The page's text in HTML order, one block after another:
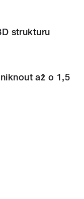
strukturu
až o 1,5